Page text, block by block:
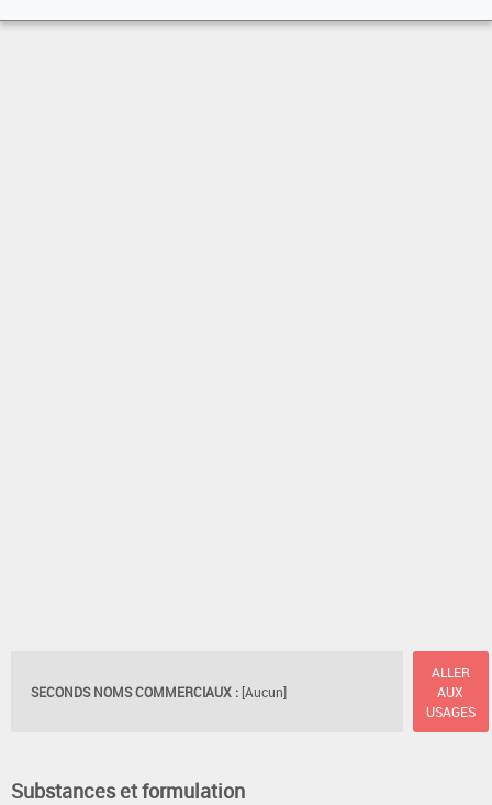
SECONDS NOMS COMMERCIAUX : [Aucun]
ALLER
AUX
USAGES
Substances et formulation